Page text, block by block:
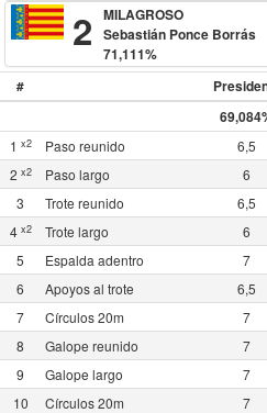
2
MILAGROSO
Sebastián Ponce Borrás
71,111%
#
1 x2 Paso reunido 6,5
2 x2 Paso largo 6
3 Trote reunido 6,5
4 x2 Trote largo 6
5 Espalda adentro 7
6 Apoyos al trote 6,5
7 Círculos 20m 7
8 Galope reunido 7
9 Galope largo 7
10 Círculos 20m 7